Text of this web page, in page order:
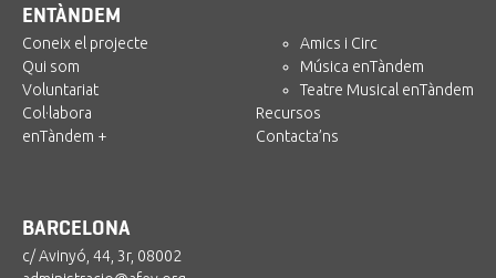
ENTÀNDEM
Coneix el projecte
Qui som
Voluntariat
Col·labora
enTàndem +
Amics i Circ
Música enTàndem
Teatre Musical enTàndem
Recursos
Contacta’ns
BARCELONA
c/ Avinyó, 44, 3r, 08002